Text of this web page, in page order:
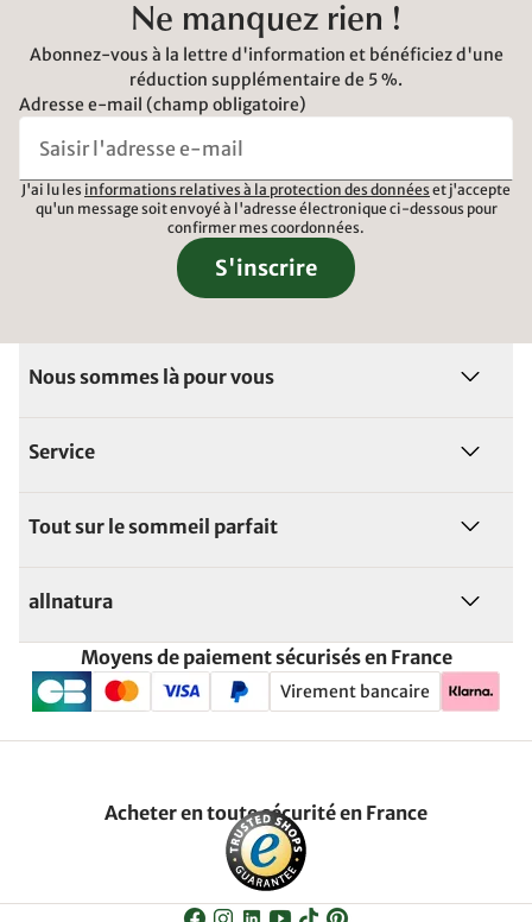
Ne manquez rien !
Abonnez-vous à la lettre d'information et bénéficiez d'une
réduction supplémentaire de 5 %.
Adresse e-mail (champ obligatoire)
J'ai lu les informations relatives à la protection des données et j'accepte
qu'un message soit envoyé à l'adresse électronique ci-dessous pour
confirmer mes coordonnées.
S'inscrire
Nous sommes là pour vous
Service
Tout sur le sommeil parfait
allnatura
Moyens de paiement sécurisés en France
Virement bancaire
Acheter en toute sécurité en France